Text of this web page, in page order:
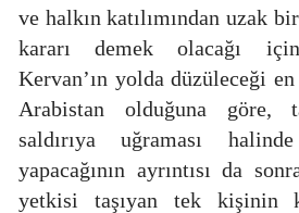
ve halkın katılımından uzak
kararı demek olacağı
Kervan’ın yolda düzüleceği
Arabistan olduğuna göre,
saldırıya uğraması
yapacağının ayrıntısı da
yetkisi taşıyan tek kişinin